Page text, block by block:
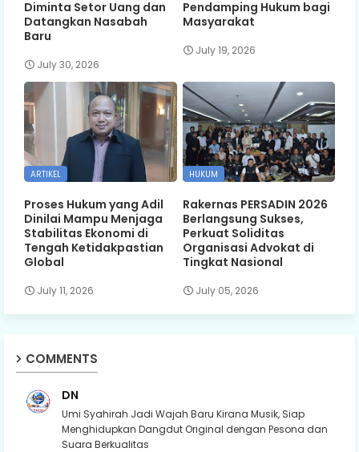
Diminta Setor Uang dan
Datangkan Nasabah
Baru
July 30, 2026
Pendamping Hukum bagi
Masyarakat
July 19, 2026
ARTIKEL
Proses Hukum yang Adil
Dinilai Mampu Menjaga
Stabilitas Ekonomi di
Tengah Ketidakpastian
Global
July 11, 2026
HUKUM
Rakernas PERSADIN 2026
Berlangsung Sukses,
Perkuat Soliditas
Organisasi Advokat di
Tingkat Nasional
July 05, 2026
COMMENTS
DN
Umi Syahirah Jadi Wajah Baru Kirana Musik, Siap
Menghidupkan Dangdut Original dengan Pesona dan
Suara Berkualitas